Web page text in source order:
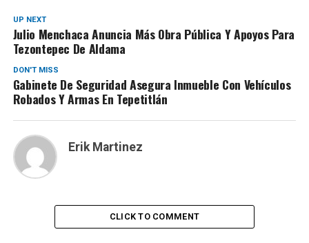
UP NEXT
Julio Menchaca Anuncia Más Obra Pública Y Apoyos Para
Tezontepec De Aldama
DON'T MISS
Gabinete De Seguridad Asegura Inmueble Con Vehículos
Robados Y Armas En Tepetitlán
Erik Martinez
CLICK TO COMMENT